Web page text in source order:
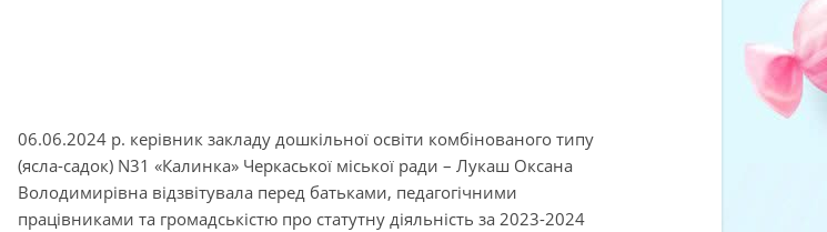
06.06.2024 р. керівник закладу дошкільної освіти комбінованого типу
(ясла-садок) N31 «Калинка» Черкаської міської ради – Лукаш Оксана
Володимирівна відзвітувала перед батьками, педагогічними
працівниками та громадськістю про статутну діяльність за 2023-2024